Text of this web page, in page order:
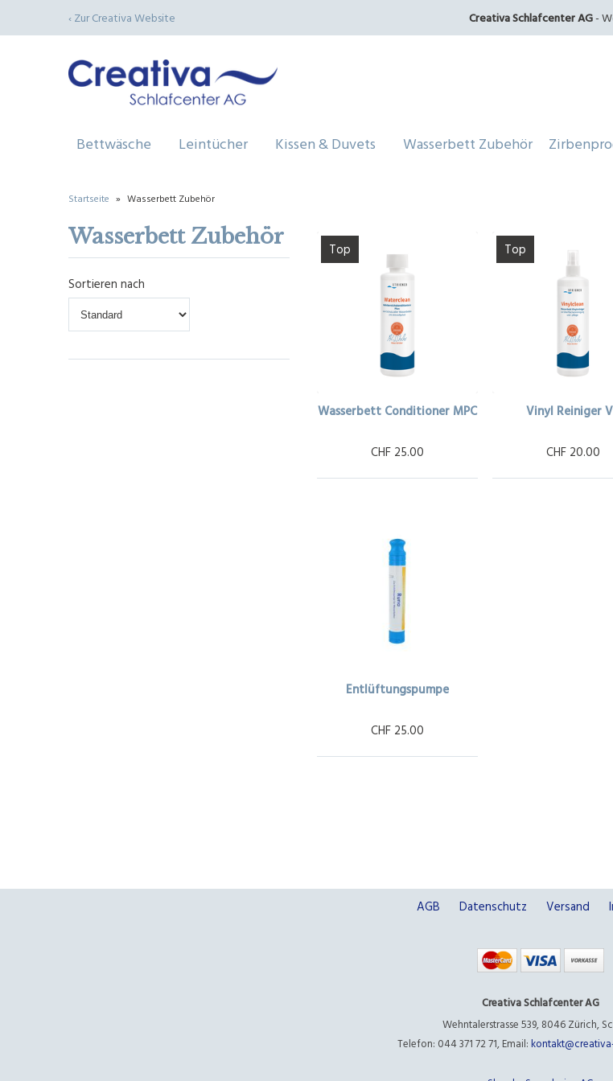
‹ Zur Creativa Website Creativa Schlafcenter AG-
Bettwäsche Leintücher Kissen & Duvets Wasserbett Zubehör
Startseite » Wasserbett Zubehör
Wasserbett Zubehör
Sortieren nach
Top
Wasserbett Conditioner MPC
CHF 25.00
Top
Vinyl Reiniger
CHF 20.00
Entlüftungspumpe
CHF 25.00
AGB Datenschutz Versand
Creativa Schlafcenter AG
Wehntalerstrasse 539, 8046 Zürich,
Telefon: 044 371 72 71, Email: